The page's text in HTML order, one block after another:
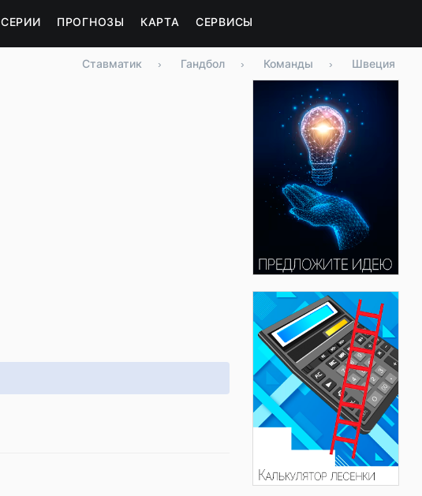
СЕРИИ ПРОГНОЗЫ КАРТА СЕРВИСЫ
Ставматик › Гандбол › Команды › Швеция